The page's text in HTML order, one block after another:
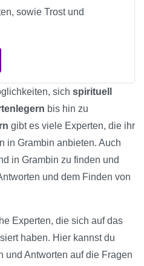
sowie Trost und
sich spirituell
bis hin zu
gibt es viele Experten, die ihr
in Grambin anbieten. Auch
in Grambin zu finden und
und dem Finden von
Experten, die sich auf das
haben. Hier kannst du
und Antworten auf die Fragen